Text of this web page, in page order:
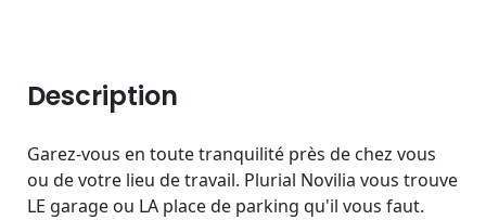
Description
Garez-vous en toute tranquilité près de chez vous
ou de votre lieu de travail. Plurial Novilia vous trouve
LE garage ou LA place de parking qu'il vous faut.